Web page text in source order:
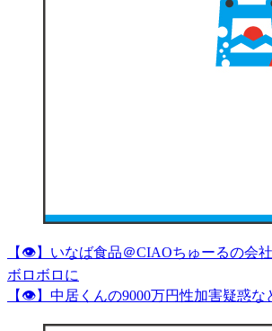
【👁】いなば食品＠CIAOちゅーるの会
ボロボロに
【👁】中居くんの9000万円性加害疑惑な